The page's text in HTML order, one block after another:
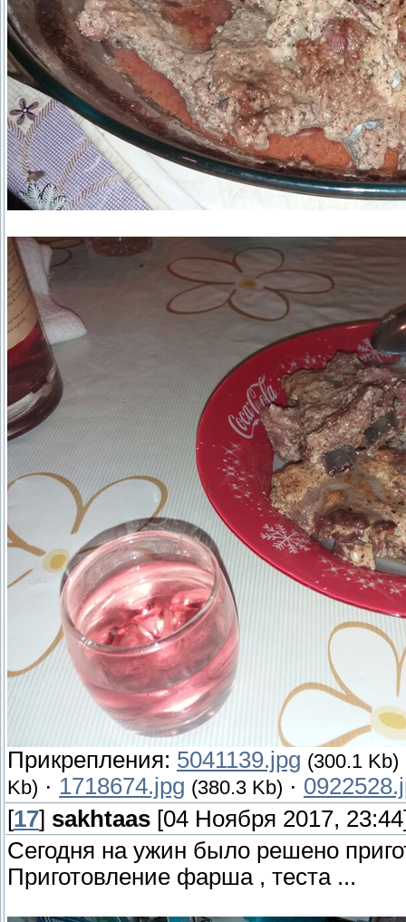
Прикрепления: 5041139.jpg (300.1 Kb)
Kb) · 1718674.jpg (380.3 Kb) ·
[17] sakhtaas [04 Ноября 2017,
Сегодня на ужин было решено
Приготовление фарша , теста ...